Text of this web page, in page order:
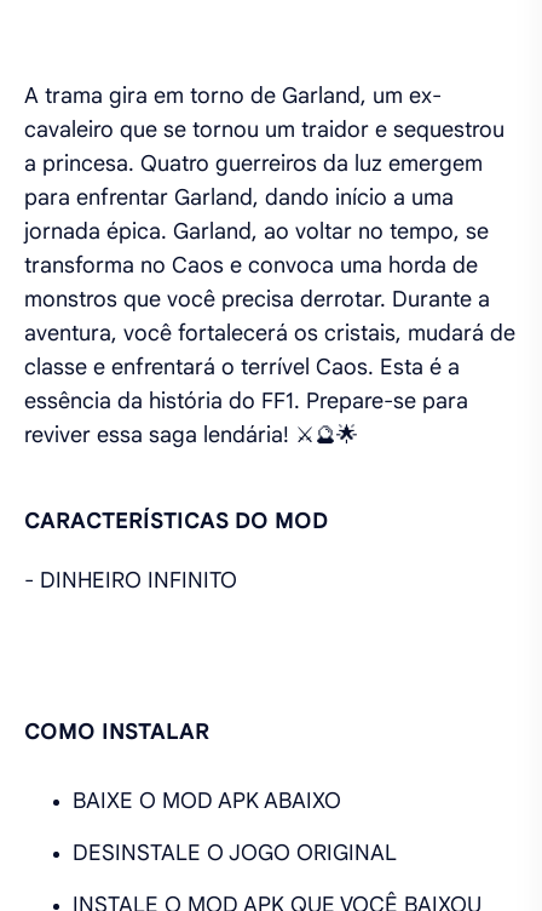
A trama gira em torno de Garland, um ex-
cavaleiro que se tornou um traidor e sequestrou
a princesa. Quatro guerreiros da luz emergem
para enfrentar Garland, dando início a uma
jornada épica. Garland, ao voltar no tempo, se
transforma no Caos e convoca uma horda de
monstros que você precisa derrotar. Durante a
aventura, você fortalecerá os cristais, mudará de
classe e enfrentará o terrível Caos. Esta é a
essência da história do FF1. Prepare-se para
reviver essa saga lendária! ⚔️🔮🌟
CARACTERÍSTICAS DO MOD
- DINHEIRO INFINITO
COMO INSTALAR
BAIXE O MOD APK ABAIXO
DESINSTALE O JOGO ORIGINAL
INSTALE O MOD APK QUE VOCÊ BAIXOU